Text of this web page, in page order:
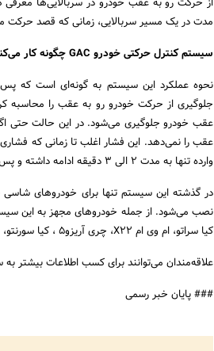
مدت در یک مسیر سربالایی، زمانی که قصد حرکت
سیستم کنترل حرکتی خودرو GAC چگونه کار می‌کند؟
نحوه عملکرد این سیستم به گونه‌ای است که پس
جلوگیری از حرکت خودرو رو به عقب را محاسبه
عقب خودرو جلوگیری می‌شود. در این حالت حتی
عقب را نمی‌دهد. این فشار اغلب تا زمانی که فشاری
وارده تنها به مدت ۲ الی ۳ دقیقه ادامه داشته و پس از طی این مدت غیر فعال می‌شود.
کیا سراتو، ام وی ام X22، چری آریزو۵ ، کیا سورنتو، هیوندای i20، ام جی GS، بسترن B30 و هیوندای سوناتا اشاره کرد.
علاقه‌مندان می‌توانند برای کسب اطلاعات بیشتر
### پایان خبر رسمی